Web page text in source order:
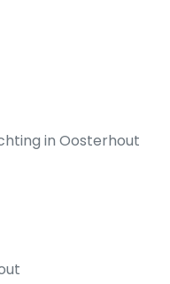
in Oosterhout